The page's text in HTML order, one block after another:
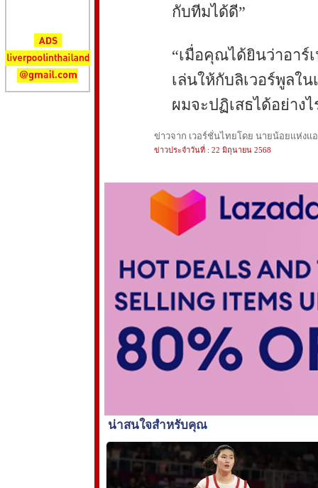
กับทีมได้ดี”
“เมื่อคุณได้ยินว่าอา
เล่นให้กับลิเวอร์พูลใน
ผมจะปฏิเสธได้อย่างไ
ข่าวจาก เวอร์ชั่นไทยโดย นายน้อยแห่งแ
ข่าวประจำวันที่ : 22 มิถุนายน 2568